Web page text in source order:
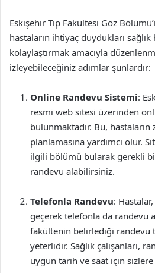
Eskişehir Tıp Fakültesi Göz
hastaların ihtiyaç duydukları
kolaylaştırmak amacıyla
izleyebileceğiniz adımlar şunlardır:
Online Randevu Sistemi:
resmi web sitesi üzerinden
bulunmaktadır. Bu, hastaların
planlamasına yardımcı olur.
ilgili bölümü bularak gerekli
randevu alabilirsiniz.
Telefonla Randevu:
geçerek telefonla da randevu
fakültenin belirlediği randevu
yeterlidir. Sağlık çalışanları,
uygun tarih ve saat için sizlere